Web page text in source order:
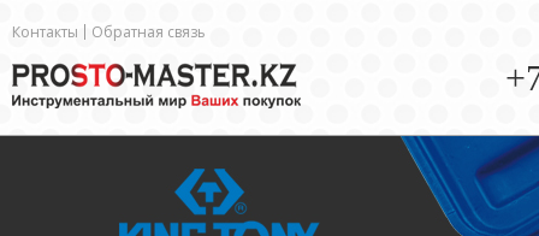
Контакты Обратная связь